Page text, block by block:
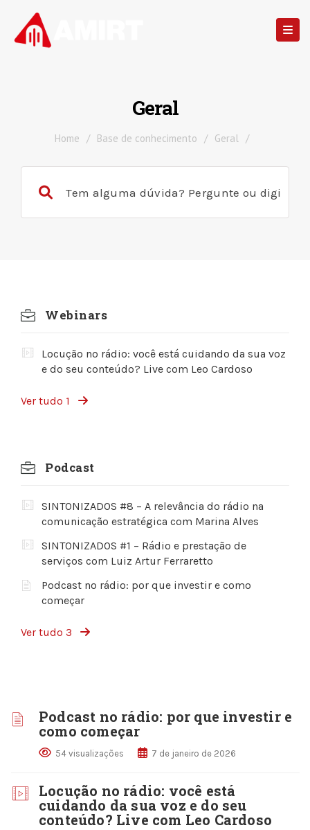
Geral
Home / Base de conhecimento / Geral /
Webinars
Locução no rádio: você está cuidando da sua voz
e do seu conteúdo? Live com Leo Cardoso
Ver tudo 1
Podcast
SINTONIZADOS #8 – A relevância do rádio na
comunicação estratégica com Marina Alves
SINTONIZADOS #1 – Rádio e prestação de
serviços com Luiz Artur Ferraretto
Podcast no rádio: por que investir e como
começar
Ver tudo 3
Podcast no rádio: por que investir e
como começar
54 visualizações 7 de janeiro de 2026
Locução no rádio: você está
cuidando da sua voz e do seu
conteúdo? Live com Leo Cardoso